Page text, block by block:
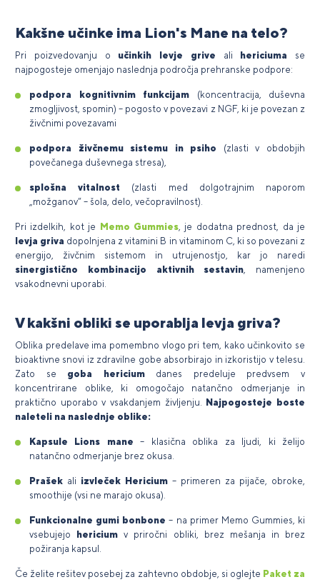
Kakšne učinke ima Lion's Mane na telo?
Pri poizvedovanju o učinkih levje grive ali hericiuma se
najpogosteje omenjajo naslednja področja prehranske podpore:
podpora kognitivnim funkcijam (koncentracija, duševna
zmogljivost, spomin) – pogosto v povezavi z NGF, ki je povezan z
živčnimi povezavami
podpora živčnemu sistemu in psiho (zlasti v obdobjih
povečanega duševnega stresa),
splošna vitalnost (zlasti med dolgotrajnim naporom
„možganov“ – šola, delo, večopravilnost).
Pri izdelkih, kot je Memo Gummies, je dodatna prednost, da je
levja griva dopolnjena z vitamini B in vitaminom C, ki so povezani z
energijo, živčnim sistemom in utrujenostjo, kar jo naredi
sinergistično kombinacijo aktivnih sestavin, namenjeno
vsakodnevni uporabi.
V kakšni obliki se uporablja levja griva?
Oblika predelave ima pomembno vlogo pri tem, kako učinkovito se
bioaktivne snovi iz zdravilne gobe absorbirajo in izkoristijo v telesu.
Zato se goba hericiumdanes predeluje predvsem v
koncentrirane oblike, ki omogočajo natančno odmerjanje in
praktično uporabo v vsakdanjem življenju. Najpogosteje boste
naleteli na naslednje oblike:
Kapsule Lions mane– klasična oblika za ljudi, ki želijo
natančno odmerjanje brez okusa.
Prašek ali izvleček Hericium – primeren za pijače, obroke,
smoothije (vsi ne marajo okusa).
Funkcionalne gumi bonbone– na primer Memo Gummies, ki
vsebujejo
hericiumv priročni obliki, brez mešanja in brez
požiranja kapsul.
Če želite rešitev posebej za zahtevno obdobje, si oglejte Paket za